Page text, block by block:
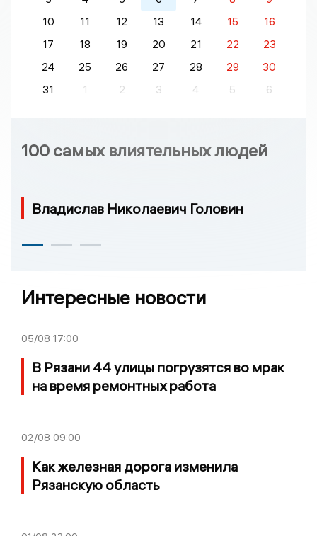
10
11 12 13 14 15
16
17
18 19 20 21 22
23
24
25 26 27 28 29
30
31
1 2 3 4 5 6
100 самых влиятельных людей
Владислав Николаевич Головин
Интересные новости
05/08 17:00
В Рязани 44 улицы погрузятся во мрак
на время ремонтных работа
02/08 09:00
Как железная дорога изменила
Рязанскую область